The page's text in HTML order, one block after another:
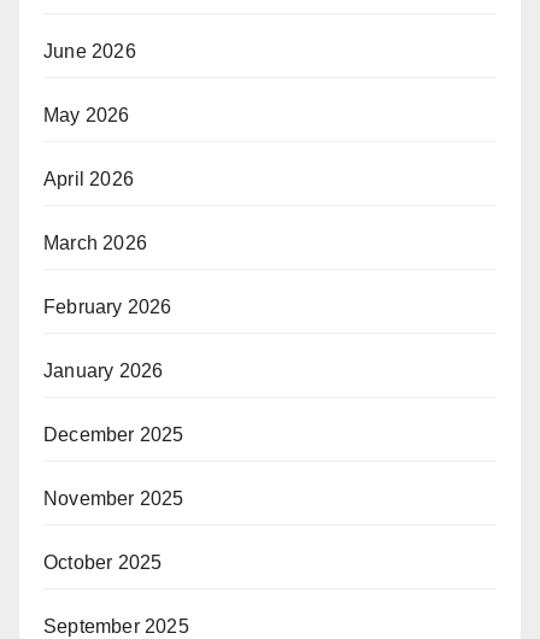
June 2026
May 2026
April 2026
March 2026
February 2026
January 2026
December 2025
November 2025
October 2025
September 2025